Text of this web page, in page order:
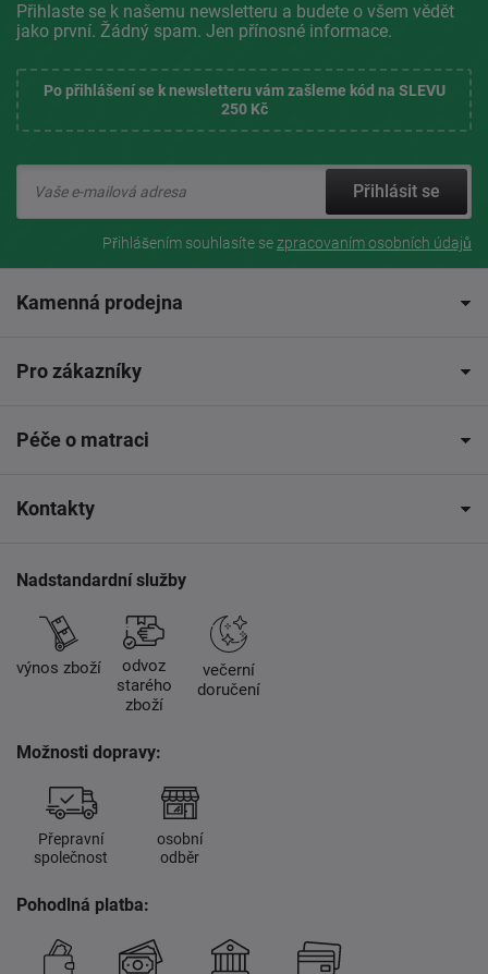
Přihlaste se k našemu newsletteru a budete o všem vědět
jako první. Žádný spam. Jen přínosné informace.
Po přihlášení se k newsletteru vám zašleme kód na SLEVU
250 Kč
Přihlásit se
Přihlášením souhlasíte sezpracovaním osobních údajů
Kamenná prodejna
Pro zákazníky
Péče o matraci
Kontakty
Nadstandardní služby
výnos zboží
odvoz
starého
zboží
večerní
doručení
Možnosti dopravy:
Přepravní
společnost
osobní
odběr
Pohodlná platba: